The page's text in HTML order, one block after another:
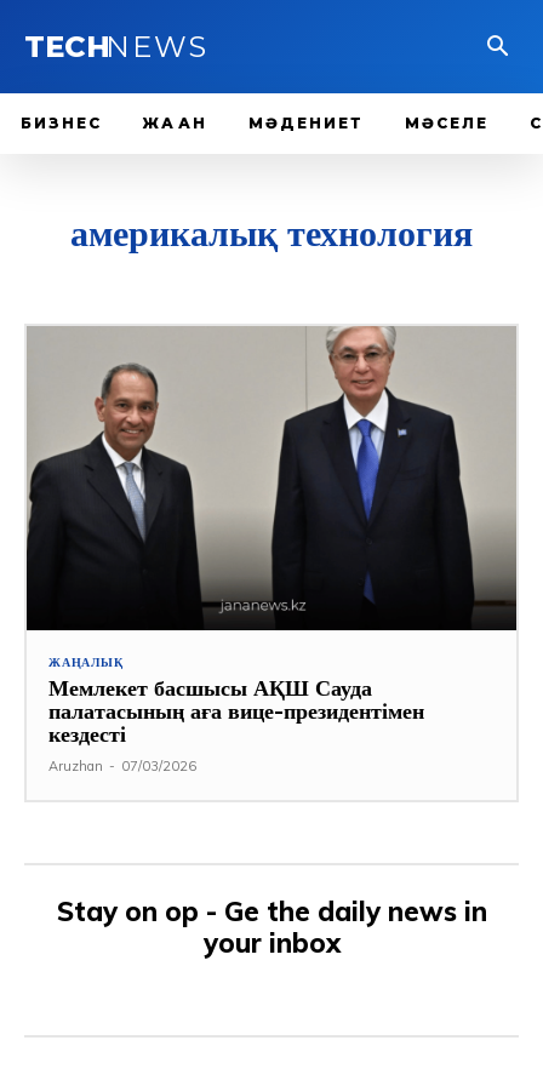
TECHNEWS
БИЗНЕС ЖАҺАН МӘДЕНИЕТ МӘСЕЛЕ
америкалық технология
ЖАҢАЛЫҚ
Мемлекет басшысы АҚШ Сауда
палатасының аға вице-президентімен
кездесті
Aruzhan - 07/03/2026
Stay on op - Ge the daily news in
your inbox